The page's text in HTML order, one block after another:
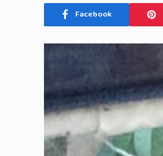
Facebook